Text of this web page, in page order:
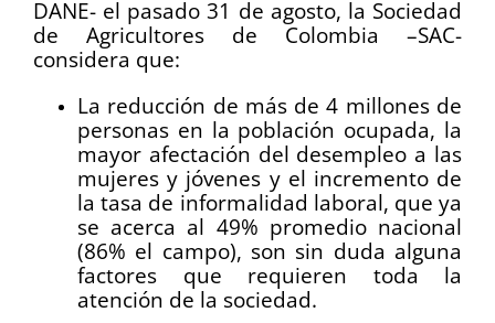
DANE- el pasado 31 de agosto, la Sociedad
de Agricultores de Colombia –SAC-
considera que:
La reducción de más de 4 millones de
personas en la población ocupada, la
mayor afectación del desempleo a las
mujeres y jóvenes y el incremento de
la tasa de informalidad laboral, que ya
se acerca al 49% promedio nacional
(86% el campo), son sin duda alguna
factores que requieren toda la
atención de la sociedad.